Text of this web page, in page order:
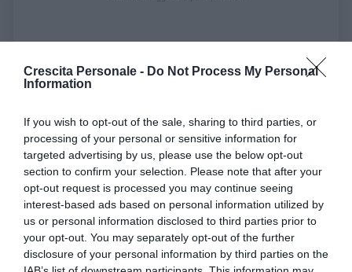
Crescita Personale - Do Not Process My Personal
Information
If you wish to opt-out of the sale, sharing to third parties, or
processing of your personal or sensitive information for
targeted advertising by us, please use the below opt-out
section to confirm your selection. Please note that after your
opt-out request is processed you may continue seeing
interest-based ads based on personal information utilized by
us or personal information disclosed to third parties prior to
your opt-out. You may separately opt-out of the further
disclosure of your personal information by third parties on the
In sostanza si basa sull’assunto: non vado bene così
basano su questo assunto di base.
Il processo difensivo invece delega all’esterno la
responsabilità: c’è qualcosa di sbagliato nell’altro, non
mi ama veramente, non mi capisce…
Se vogliamo è una modalità “narcisistica” di integrare
la perdita.
E’ evidente che le due modalità, descritte molto